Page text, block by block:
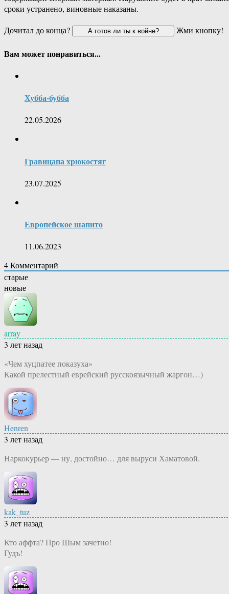
сроки устранено, виновные наказаны.
Дочитал до конца?
Жми кнопку!
Вам может понравиться...
Хубба-бубба
22.05.2026
Гравицапа хрюкостяг
23.07.2025
Европейское шапито
11.06.2023
4Комментарий
старые
новые
array
3 лет назад
«Чем хуцпатее показуха»
Какой прелестный еврейский русскоязычный жаргон…)
Henren
3 лет назад
Наркокурьер — ну, достойно… для выруси Хаматовой.
kak_tuz
3 лет назад
Кто аффта? Про Шым зачетно!
Гудъ!